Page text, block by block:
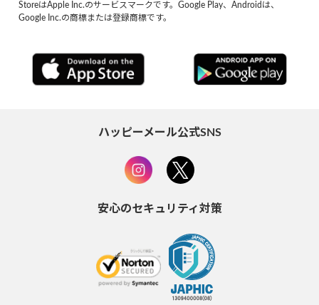
StoreはApple Inc.のサービスマークです。Google Play、Androidは、
Google Inc.の商標または登録商標です。
ハッピーメール公式SNS
安心のセキュリティ対策